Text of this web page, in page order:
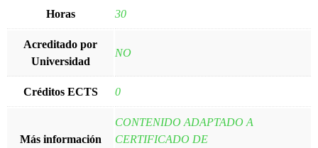
Horas 30
Acreditado por
Universidad
NO
Créditos ECTS 0
Más información
CONTENIDO ADAPTADO A
CERTIFICADO DE